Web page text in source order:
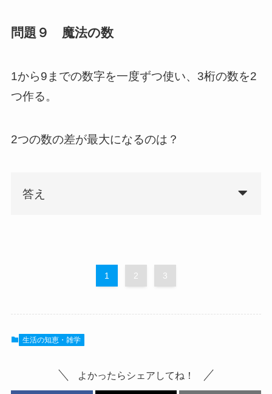
問題９ 魔法の数
1から9までの数字を一度ずつ使い、3桁の数を2
つ作る。
2つの数の差が最大になるのは？
答え
1 2 3
生活の知恵・雑学
よかったらシェアしてね！